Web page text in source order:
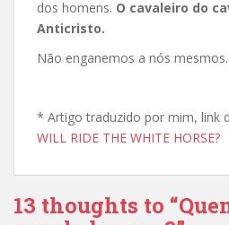
dos homens. O cavaleiro do
Anticristo.
Não enganemos a nós mesmos.
* Artigo traduzido por mim, link
WILL RIDE THE WHITE HORSE?
13 thoughts to